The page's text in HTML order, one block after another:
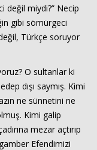
değil miydi?” Necip
gibi sömürgeci
Türkçe soruyor
O sultanlar ki
dışı saymış. Kimi
ne sünnetini ne
Kimi galip
mezar açtırıp
Efendimizi